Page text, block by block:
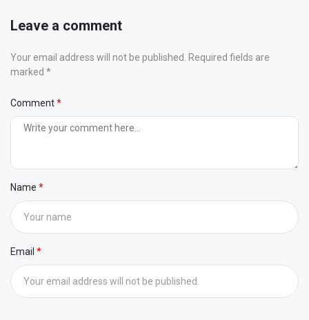
Leave a comment
Your email address will not be published. Required fields are
marked *
Comment
Name
Email